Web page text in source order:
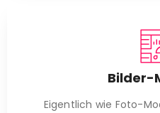
Bilder-
Eigentlich wie Foto-